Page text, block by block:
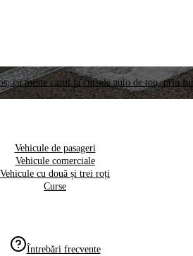
cu meste cazul la cursele auto de top, prin
Vehicule de pasageri
Vehicule comerciale
Vehicule cu două și trei roți
Curse
Întrebări frecvente